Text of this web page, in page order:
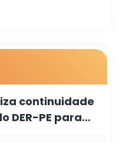
continuidade
DER-PE para…